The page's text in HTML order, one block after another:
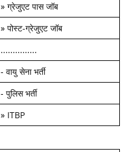
» ग्रेजुएट पास जॉब
» पोस्ट-ग्रेजुएट जॉब
...............
- वायु सेना भर्ती
- पुलिस भर्ती
» ITBP